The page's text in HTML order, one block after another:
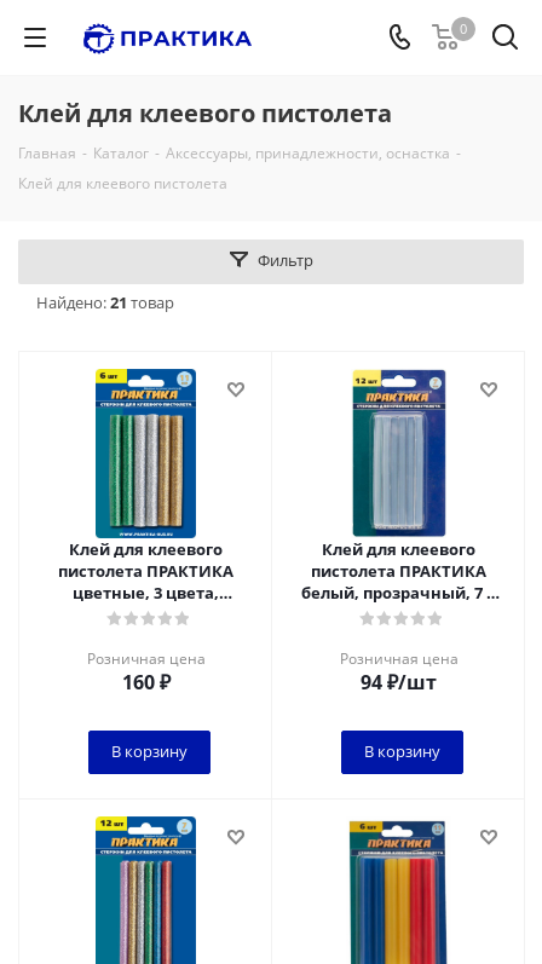
0
Клей для клеевого пистолета
Главная - Каталог - Аксессуары, принадлежности, оснастка -
Клей для клеевого пистолета
Фильтр
Найдено:21 товар
Клей для клеевого
пистолета ПРАКТИКА
цветные, 3 цвета,
металлик, 11 х 100 мм,
Розничная цена
160₽
В корзину
Клей для клеевого
пистолета ПРАКТИКА
белый, прозрачный, 7 х
100 мм, 12шт / блистер*
Розничная цена
94₽/шт
В корзину